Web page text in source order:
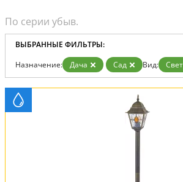
ВЫБРАННЫЕ ФИЛЬТРЫ:
Назначение: Дача Сад Вид: